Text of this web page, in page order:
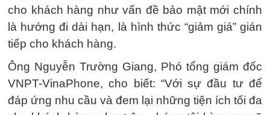
cho khách hàng như vấn đề bảo mật mới chính
là hướng đi dài hạn, là hình thức “giảm giá” gián
tiếp cho khách hàng.
Ông Nguyễn Trường Giang, Phó tổng giám đốc
VNPT-VinaPhone, cho biết: “Với sự đầu tư để
đáp ứng nhu cầu và đem lại những tiện ích tối đa